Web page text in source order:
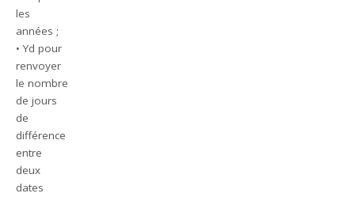
les
années ;
• Yd pour
renvoyer
le nombre
de jours
de
différence
entre
deux
dates